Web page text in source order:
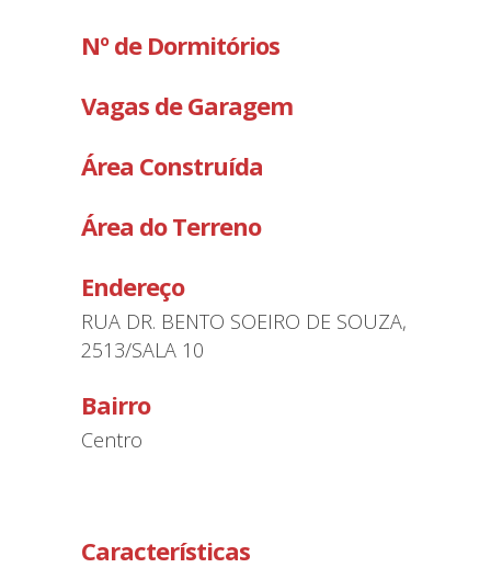
Nº de Dormitórios
Vagas de Garagem
Área Construída
Área do Terreno
Endereço
RUA DR. BENTO SOEIRO DE SOUZA,
2513/SALA 10
Bairro
Centro
Características